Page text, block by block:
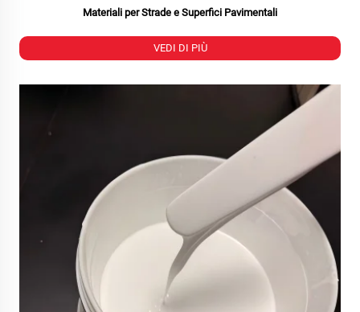
Materiali per Strade e Superfici Pavimentali
VEDI DI PIÙ